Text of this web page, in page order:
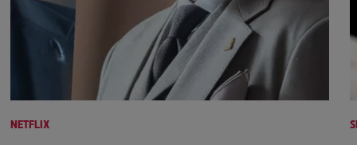
NETFLIX